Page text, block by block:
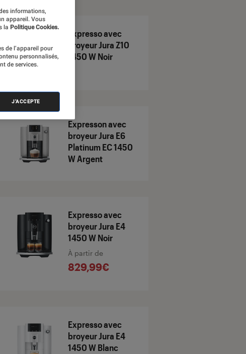
Expresso avec
broyeur Jura Z10
1450 W Noir
Expresson avec
broyeur Jura E6
Platinum EC 1450
W Argent
Expresso avec
broyeur Jura E4
1450 W Noir
À partir de
829,99€
Expresso avec
broyeur Jura E4
1450 W Blanc
informations,
appareil. Vous
la Politique Cookies.
de l’appareil pour
personnalisés,
de services.
J'ACCEPTE